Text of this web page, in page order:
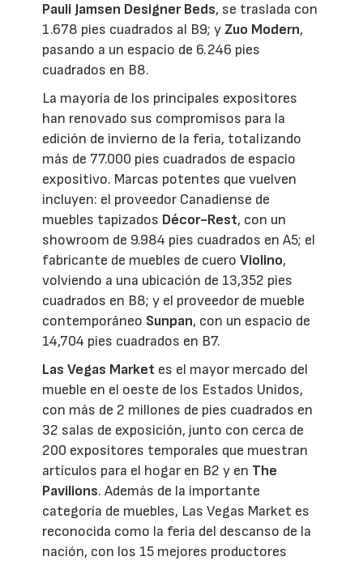
Pauli Jamsen Designer Beds, se traslada con
1.678 pies cuadrados al B9;yZuo Modern,
pasando a un espacio de 6.246 pies
cuadrados en B8.
La mayoría de los principales expositores
han renovado sus compromisos para la
edición de invierno de la feria, totalizando
más de 77.000 pies cuadrados de espacio
expositivo. Marcas potentes que vuelven
incluyen: el proveedor Canadiense de
muebles tapizados Décor-Rest, con un
showroom de 9.984 pies cuadrados en A5; el
fabricante de muebles de cueroViolino,
volviendo a una ubicación de 13,352 pies
cuadrados en B8;y el proveedor de mueble
contemporáneo Sunpan, con un espacio de
14,704 pies cuadrados en B7.
Las Vegas Market es el mayor mercado del
mueble en el oeste de los Estados Unidos,
con más de 2 millones de pies cuadrados en
32 salas de exposición, junto con cerca de
200 expositores temporales que muestran
artículos para el hogar en B2 y en The
Pavilions. Además de la importante
categoría de muebles, Las Vegas Market es
reconocida como la feria del descanso de la
nación, con los 15 mejores productores